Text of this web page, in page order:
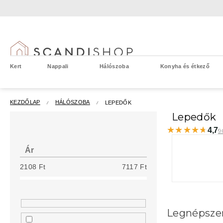
Kert Nappali Hálószoba Konyha és étkező
KEZDŐLAP HÁLÓSZOBA LEPEDŐK
Ár
2108 Ft 7117 Ft
Lepedők
★★★★★
★★★★★4,7